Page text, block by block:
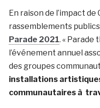
En raison de l’impact de
rassemblements
Parade 2021. « Parade
l’événement annuel
des groupes
installations
communautaires à